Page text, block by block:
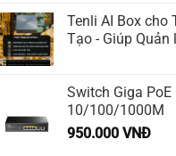
Tenli AI Box cho
Tạo - Giúp Quản
Switch Giga PoE
10/100/1000M
950.000 VNĐ